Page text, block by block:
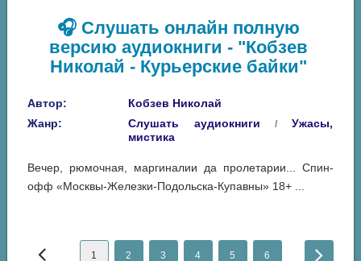
🎧 Слушать онлайн полную
версию аудиокниги - "Кобзев
Николай - Курьерские байки"
Автор:
Кобзев Николай
Жанр:
Слушать аудиокниги /Ужасы,
мистика
Вечер, рюмочная, маргиналии да пролетарии... Спин-
офф «Москвы-Железки-Подольска-Купавны» 18+ ...
1 2 3 4 5 6